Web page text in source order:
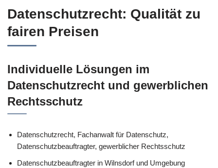
Datenschutzrecht: Qualität zu
fairen Preisen
Individuelle Lösungen im
Datenschutzrecht und gewerblichen
Rechtsschutz
Datenschutzrecht, Fachanwalt für Datenschutz,
Datenschutzbeauftragter, gewerblicher Rechtsschutz
Datenschutzbeauftragter in Wilnsdorf und Umgebung